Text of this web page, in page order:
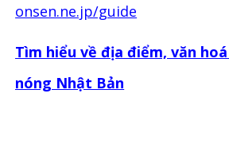
onsen.ne.jp/guide
Tìm hiểu về địa điểm, văn
nóng Nhật Bản